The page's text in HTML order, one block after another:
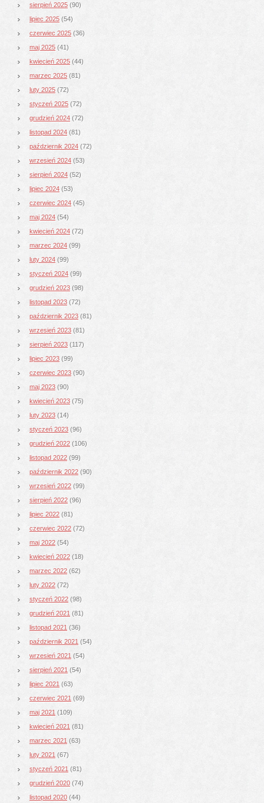
sierpień 2025 (90)
lipiec 2025 (54)
czerwiec 2025 (36)
maj 2025 (41)
kwiecień 2025 (44)
marzec 2025 (81)
luty 2025 (72)
styczeń 2025 (72)
grudzień 2024 (72)
listopad 2024 (81)
październik 2024 (72)
wrzesień 2024 (53)
sierpień 2024 (52)
lipiec 2024 (53)
czerwiec 2024 (45)
maj 2024 (54)
kwiecień 2024 (72)
marzec 2024 (99)
luty 2024 (99)
styczeń 2024 (99)
grudzień 2023 (98)
listopad 2023 (72)
październik 2023 (81)
wrzesień 2023 (81)
sierpień 2023 (117)
lipiec 2023 (99)
czerwiec 2023 (90)
maj 2023 (90)
kwiecień 2023 (75)
luty 2023 (14)
styczeń 2023 (96)
grudzień 2022 (106)
listopad 2022 (99)
październik 2022 (90)
wrzesień 2022 (99)
sierpień 2022 (96)
lipiec 2022 (81)
czerwiec 2022 (72)
maj 2022 (54)
kwiecień 2022 (18)
marzec 2022 (62)
luty 2022 (72)
styczeń 2022 (98)
grudzień 2021 (81)
listopad 2021 (36)
październik 2021 (54)
wrzesień 2021 (54)
sierpień 2021 (54)
lipiec 2021 (63)
czerwiec 2021 (69)
maj 2021 (109)
kwiecień 2021 (81)
marzec 2021 (63)
luty 2021 (67)
styczeń 2021 (81)
grudzień 2020 (74)
listopad 2020 (44)